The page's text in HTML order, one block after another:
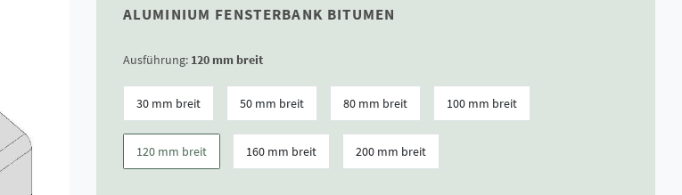
ALUMINIUM FENSTERBANK BITUMEN
Ausführung: 120 mm breit
30 mm breit 50 mm breit 80 mm breit 100 mm breit
120 mm breit 160 mm breit 200 mm breit